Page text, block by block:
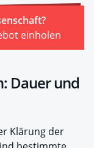
einholen
Dauer und
Klärung der